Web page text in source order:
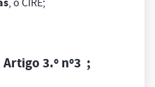
, o CIRE;
Artigo 3.º nº3 ;